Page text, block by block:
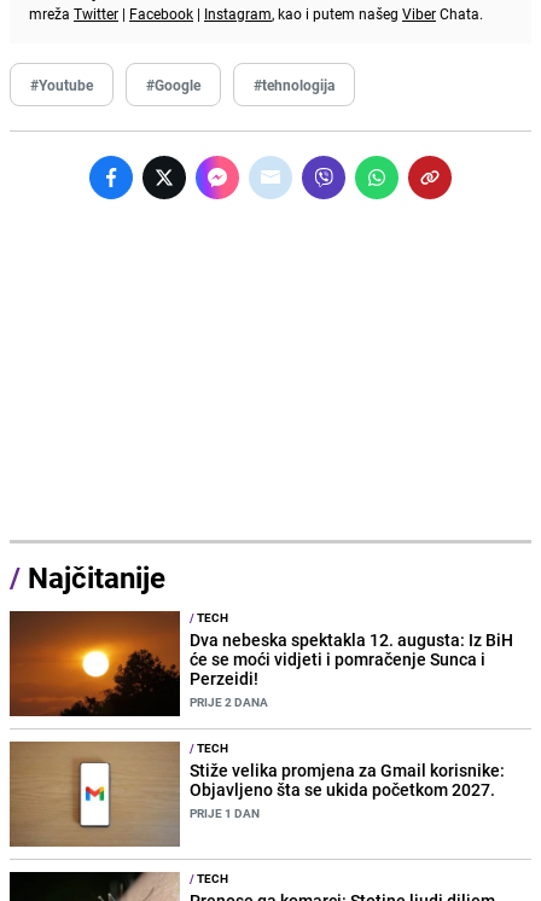
mreža Twitter | Facebook | Instagram, kao i putem našeg ViberChata.
#Youtube #Google #tehnologija
/ Najčitanije
/TECH
Dva nebeska spektakla 12. augusta: Iz BiH
će se moći vidjeti i pomračenje Sunca i
Perzeidi!
PRIJE 2 DANA
/TECH
Stiže velika promjena za Gmail korisnike:
Objavljeno šta se ukida početkom 2027.
PRIJE 1 DAN
/TECH